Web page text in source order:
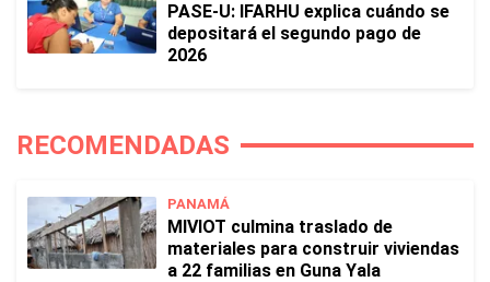
PASE-U: IFARHU explica cuándo se
depositará el segundo pago de
2026
RECOMENDADAS
PANAMÁ
MIVIOT culmina traslado de
materiales para construir viviendas
a 22 familias en Guna Yala